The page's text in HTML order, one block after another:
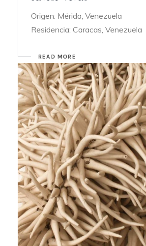
Origen: Mérida, Venezuela
Residencia: Caracas, Venezuela
READ MORE